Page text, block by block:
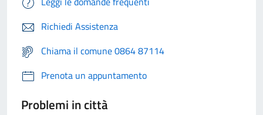
Richiedi Assistenza
Chiama il comune 0864 87114
Prenota un appuntamento
Problemi in città